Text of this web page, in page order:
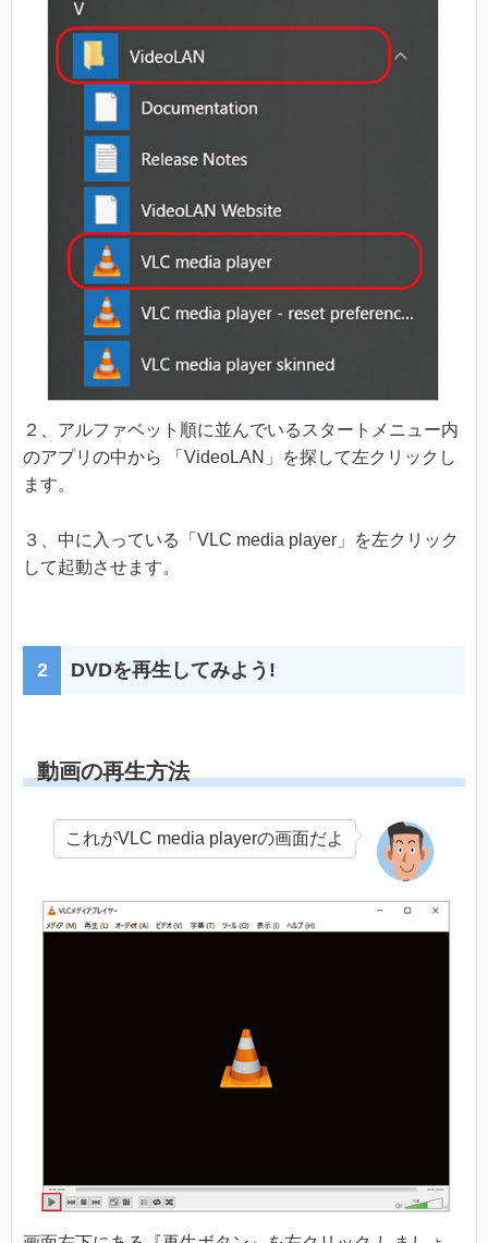
２、アルファベット順に並んでいるスタートメニュー内
のアプリの中から 「VideoLAN」を探して左クリックし
ます。
３、中に入っている「VLC media player」を左クリック
して起動させます。
DVDを再生してみよう!
動画の再生方法
これがVLC media playerの画面だよ